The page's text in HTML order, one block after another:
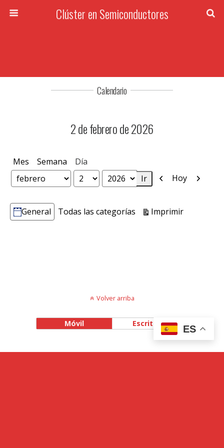
Clúster en Semiconductores
Calendario
2 de febrero de 2026
Mes Semana Día
Mes
Día
Año
Anterior
Hoy
Categorías
General Todas las categorías ImprimirVistas
Volver arriba
Móvil Escritorio
ES